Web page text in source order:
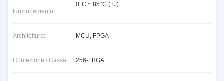
funzionamento:
0°C ~ 85°C (TJ)
Architettura: MCU, FPGA
Confezione / Cassa: 256-LBGA